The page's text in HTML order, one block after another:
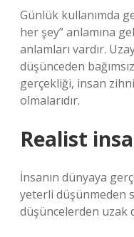
Günlük kullanımda
her şey” anlamına
anlamları vardır.
düşünceden
gerçekliği, insan
olmalarıdır.
Realist
İnsanın dünyaya
yeterli düşünmeden
düşüncelerden uzak